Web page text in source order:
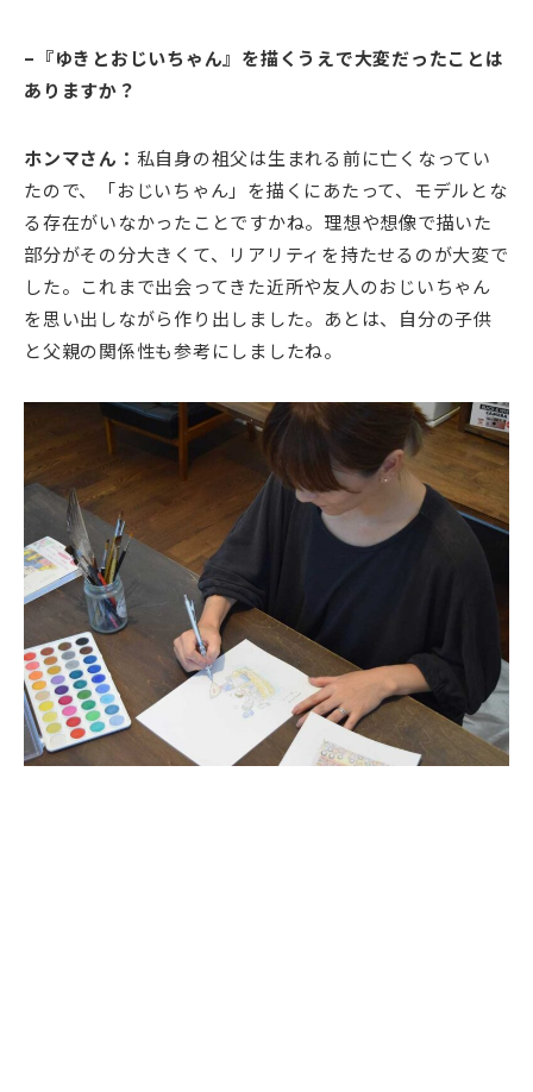
–『ゆきとおじいちゃん』を描くうえで大変だったことは
ありますか？
ホンマさん： 私自身の祖父は生まれる前に亡くなってい
たので、「おじいちゃん」を描くにあたって、モデルとな
る存在がいなかったことですかね。理想や想像で描いた
部分がその分大きくて、リアリティを持たせるのが大変で
した。これまで出会ってきた近所や友人のおじいちゃん
を思い出しながら作り出しました。あとは、自分の子供
と父親の関係性も参考にしましたね。